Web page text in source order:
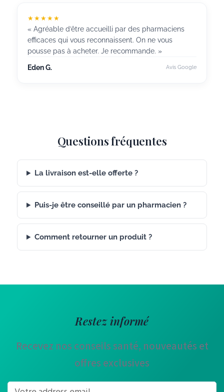
★★★★★
« Agréable d’être accueilli par des pharmaciens
efficaces qui vous reconnaissent. On ne vous
pousse pas à acheter. Je recommande. »
Eden G. Avis Google
Questions fréquentes
La livraison est-elle offerte ?
Puis-je être conseillé par un pharmacien ?
Comment retourner un produit ?
Restez informé
Recevez nos conseils santé, nouveautés et
offres exclusives